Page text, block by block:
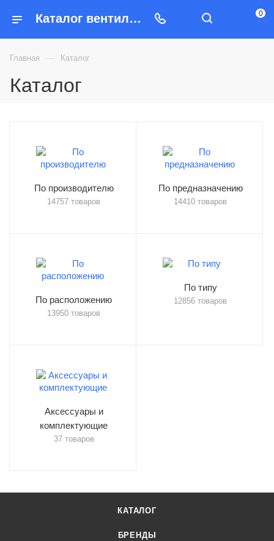
Каталог вентиляторов на сайте Вентилятор-Шоп 0
Главная — Каталог
Каталог
По производителю
14757 товаров
По предназначению
14410 товаров
По расположению
13950 товаров
По типу
12856 товаров
Аксессуары и
комплектующие
37 товаров
КАТАЛОГ
БРЕНДЫ